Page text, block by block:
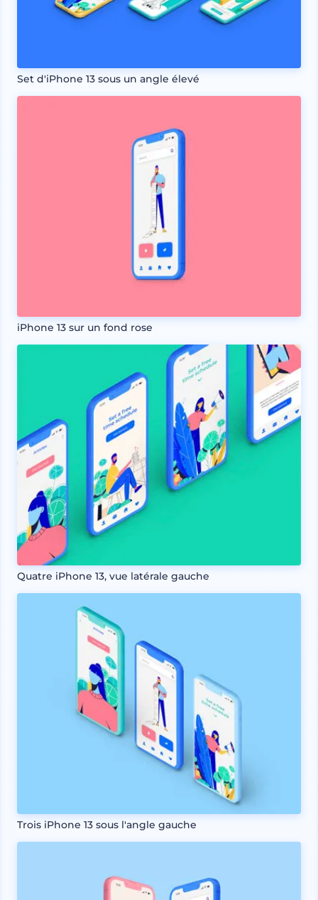
Set d'iPhone 13 sous un angle élevé
iPhone 13 sur un fond rose
Quatre iPhone 13, vue latérale gauche
Trois iPhone 13 sous l'angle gauche